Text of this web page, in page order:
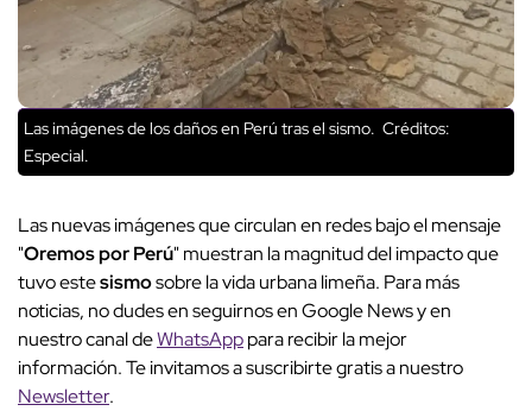
Las imágenes de los daños en Perú tras el sismo. Créditos:
Especial.
Las nuevas imágenes que circulan en redes bajo el mensaje
"Oremos por Perú" muestran la magnitud del impacto que
tuvo estesismosobre la vida urbana limeña. Para más
noticias, no dudes en seguirnos en Google News y en
nuestro canal deWhatsApppara recibir la mejor
información. Te invitamos a suscribirte gratis a nuestro
Newsletter.